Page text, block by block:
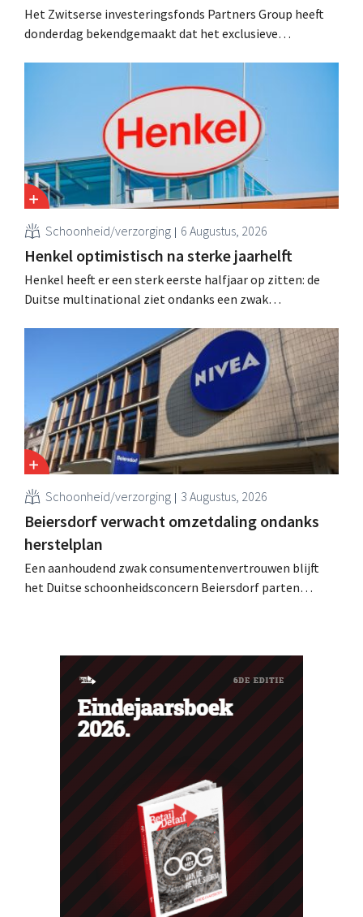
Het Zwitserse investeringsfonds Partners Group heeft
donderdag bekendgemaakt dat het exclusieve
over te nemen van de holding Eurazeo.
Schoonheid/verzorging 6 Augustus, 2026
Henkel optimistisch na sterke jaarhelft
Henkel heeft er een sterk eerste halfjaar op zitten: de
Duitse multinational ziet ondanks een zwak
haarverzorging en wasmiddelen en voert de
overnameactiviteiten op.
Schoonheid/verzorging 3 Augustus, 2026
Beiersdorf verwacht omzetdaling ondanks
herstelplan
Een aanhoudend zwak consumentenvertrouwen blijft
het Duitse schoonheidsconcern Beiersdorf parten